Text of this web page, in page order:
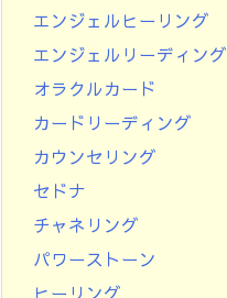
エンジェルヒーリング
エンジェルリーディング
オラクルカード
カードリーディング
カウンセリング
セドナ
チャネリング
パワーストーン
ヒーリング